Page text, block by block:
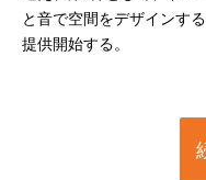
と音で空間をデザインす
提供開始する。